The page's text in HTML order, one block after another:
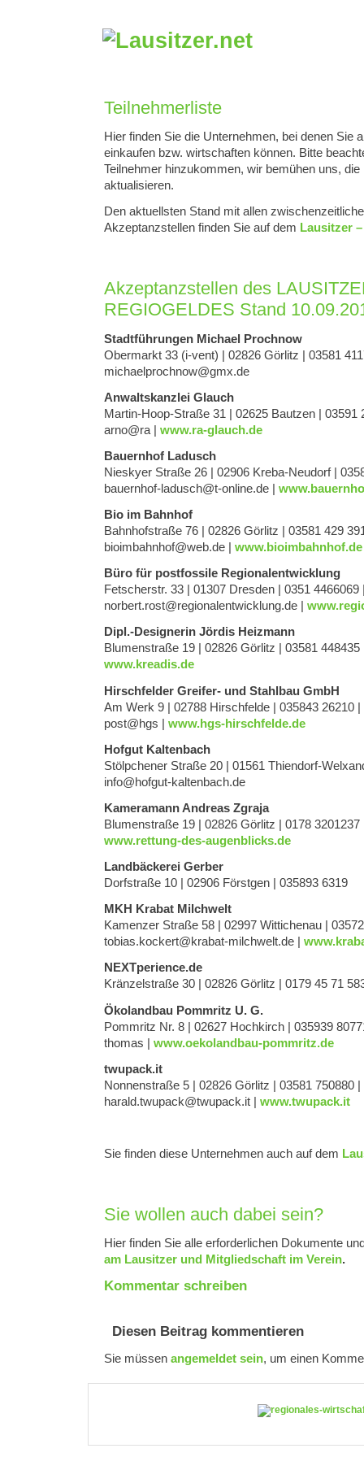
Teilnehmerliste
Hier finden Sie die Unternehmen, bei denen Sie
einkaufen bzw. wirtschaften können. Bitte
Teilnehmer hinzukommen, wir bemühen uns,
aktualisieren.
Den aktuellsten Stand mit allen
Akzeptanzstellen finden Sie auf dem Lausitzer
Akzeptanzstellen des
REGIOGELDES Stand
Stadtführungen Michael Prochnow
Obermarkt 33 (i-vent) | 02826 Görlitz | 03581
ed.xmg
@wonhcorpleahcim
Anwaltskanzlei Glauch
Martin-Hoop-Straße 31 | 02625 Bautzen | 03591
ar
@onra | www.ra-glauch.de
Bauernhof Ladusch
Nieskyer Straße 26 | 02906 Kreba-Neudorf |
ed.enilno-t
@hcsudal-fohnreuab |
Bio im Bahnhof
Bahnhofstraße 76 | 02826 Görlitz | 03581 429
ed.bew
@fohnhabmioib | www.bioimbahnhof.de
Büro für postfossile Regionalentwicklung
Fetscherstr. 33 | 01307 Dresden | 0351 4466069
ed.gnulkciwtnelanoiger
@tsor.trebron |
Dipl.-Designerin Jördis Heizmann
Blumenstraße 19 | 02826 Görlitz | 03581
www.kreadis.de
Hirschfelder Greifer- und Stahlbau GmbH
Am Werk 9 | 02788 Hirschfelde | 035843 26210 |
sgh
@tsop | www.hgs-hirschfelde.de
Hofgut Kaltenbach
Stölpchener Straße 20 | 01561 Thiendorf-
ed.hcabnetlak-tugfoh
@ofni
Kameramann Andreas Zgraja
Blumenstraße 19 | 02826 Görlitz | 0178
www.rettung-des-augenblicks.de
Landbäckerei Gerber
Dorfstraße 10 | 02906 Förstgen | 035893 6319
MKH Krabat Milchwelt
Kamenzer Straße 58 | 02997 Wittichenau |
ed.tlewhclim-tabark
@trekcok.saibot |
NEXTperience.de
Kränzelstraße 30 | 02826 Görlitz | 0179 45 71
Ökolandbau Pommritz U. G.
Pommritz Nr. 8 | 02627 Hochkirch | 035939
samoht | www.oekolandbau-pommritz.de
twupack.it
Nonnenstraße 5 | 02826 Görlitz | 03581 750880 |
ti.kcapuwt
@kcapuwt.dlarah | www.twupack.it
Sie finden diese Unternehmen auch auf dem
Sie wollen auch dabei sein?
Hier finden Sie alle erforderlichen Dokumente
am Lausitzer und Mitgliedschaft im Verein.
Kommentar schreiben
Diesen Beitrag kommentieren
Sie müssen angemeldet sein, um einen